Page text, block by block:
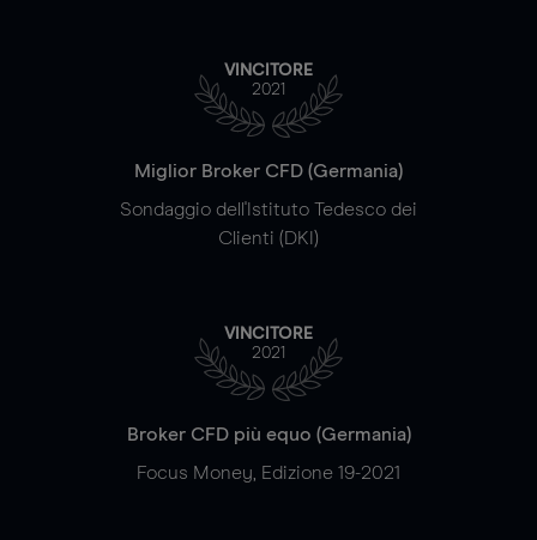
VINCITORE
2021
Miglior Broker CFD (Germania)
Sondaggio dell'Istituto Tedesco dei
Clienti (DKI)
VINCITORE
2021
Broker CFD più equo (Germania)
Focus Money, Edizione 19-2021